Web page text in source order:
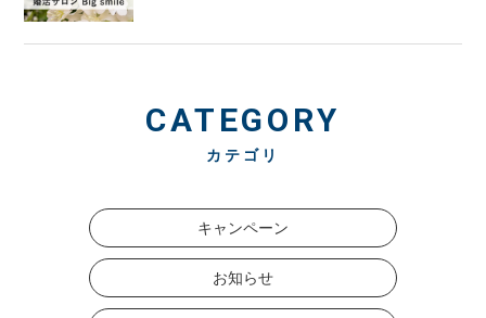
CATEGORY
カテゴリ
キャンペーン
お知らせ